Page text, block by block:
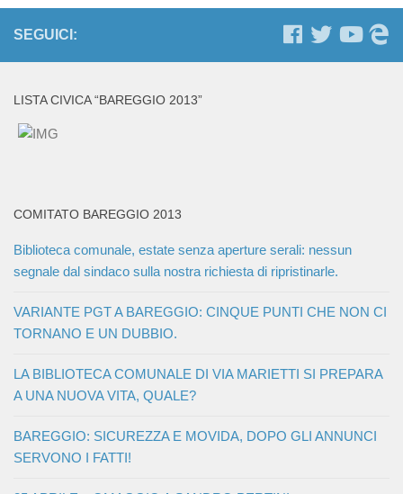
SEGUICI:
LISTA CIVICA “BAREGGIO 2013”
COMITATO BAREGGIO 2013
Biblioteca comunale, estate senza aperture serali: nessun
segnale dal sindaco sulla nostra richiesta di ripristinarle.
VARIANTE PGT A BAREGGIO: CINQUE PUNTI CHE NON CI
TORNANO E UN DUBBIO.
LA BIBLIOTECA COMUNALE DI VIA MARIETTI SI PREPARA
A UNA NUOVA VITA, QUALE?
BAREGGIO: SICUREZZA E MOVIDA, DOPO GLI ANNUNCI
SERVONO I FATTI!